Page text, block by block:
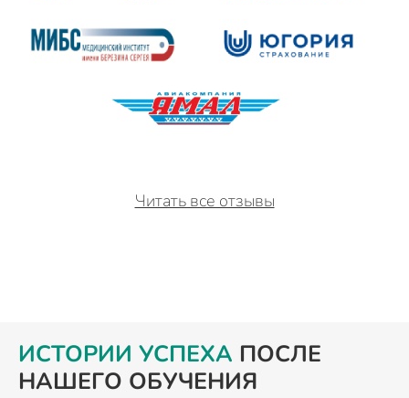
Читать все отзывы
ИСТОРИИ УСПЕХА ПОСЛЕ
НАШЕГО ОБУЧЕНИЯ